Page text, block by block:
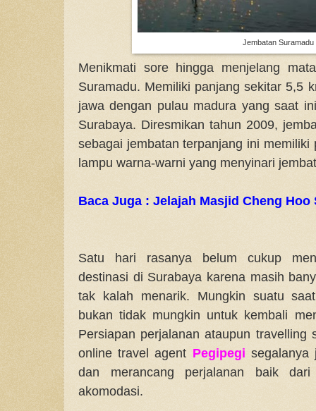
Jembatan Suramadu
Menikmati sore hingga menjelang
Suramadu. Memiliki panjang sekitar 5,5
jawa dengan pulau madura yang saat
Surabaya. Diresmikan tahun 2009,
sebagai jembatan terpanjang ini
lampu warna-warni yang menyinari
Baca Juga : Jelajah Masjid Cheng Hoo
Satu hari rasanya belum cukup
destinasi di Surabaya karena masih
tak kalah menarik. Mungkin suatu
bukan tidak mungkin untuk kembali
Persiapan perjalanan ataupun
online travel agent Pegipegi segalanya
dan merancang perjalanan baik
akomodasi.